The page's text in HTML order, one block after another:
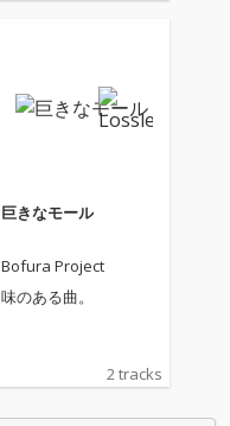
巨きなモール
Bofura Project
味のある曲。
2 tracks